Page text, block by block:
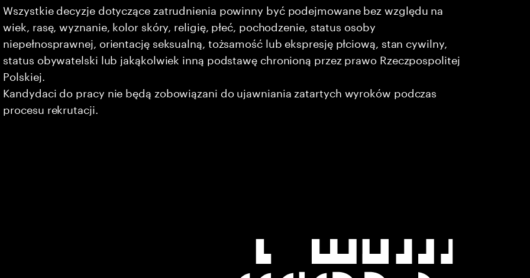
Wszystkie decyzje dotyczące zatrudnienia powinny być podejmowane bez względu na
wiek, rasę, wyznanie, kolor skóry, religię, płeć, pochodzenie, status osoby
niepełnosprawnej, orientację seksualną, tożsamość lub ekspresję płciową, stan cywilny,
status obywatelski lub jakąkolwiek inną podstawę chronioną przez prawo Rzeczpospolitej
Polskiej.
Kandydaci do pracy nie będą zobowiązani do ujawniania zatartych wyroków podczas
procesu rekrutacji.